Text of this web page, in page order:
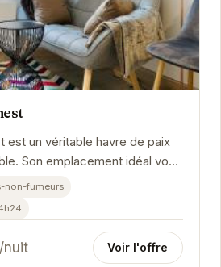
est un véritable havre de paix
Son emplacement idéal vous
des attractions de...
non-fumeurs
/nuit Voir l'offre